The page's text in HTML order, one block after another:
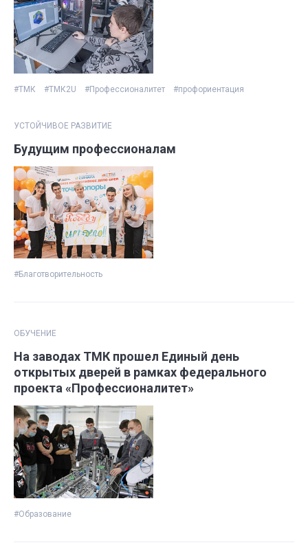
#ТМК #ТМК2U #Профессионалитет #профориентация
УСТОЙЧИВОЕ РАЗВИТИЕ
Будущим профессионалам
#Благотворительность
ОБУЧЕНИЕ
На заводах ТМК прошел Единый день
открытых дверей в рамках федерального
проекта «Профессионалитет»
#Образование